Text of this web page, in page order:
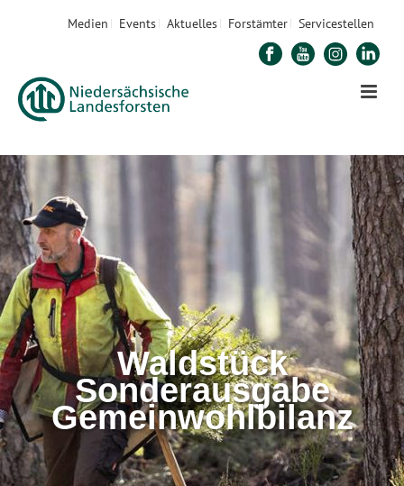
Medien Events Aktuelles Forstämter Servicestellen
Waldstück
Sonderausgabe
Gemeinwohlbilanz